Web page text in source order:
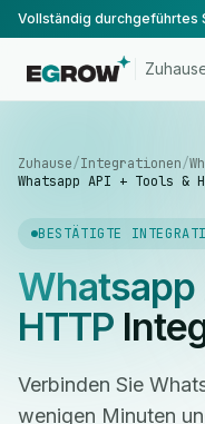
Zuhause/Integrationen/
Whatsapp API + Tools &
BESTÄTIGTE
Whatsapp
HTTP
Verbinden Sie
wenigen Minuten